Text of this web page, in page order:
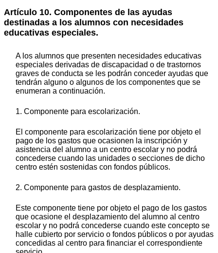
Artículo 10. Componentes de las ayudas
destinadas a los alumnos con necesidades
educativas especiales.
A los alumnos que presenten necesidades educativas
especiales derivadas de discapacidad o de trastornos
graves de conducta se les podrán conceder ayudas que
tendrán alguno o algunos de los componentes que se
enumeran a continuación.
1. Componente para escolarización.
El componente para escolarización tiene por objeto el
pago de los gastos que ocasionen la inscripción y
asistencia del alumno a un centro escolar y no podrá
concederse cuando las unidades o secciones de dicho
centro estén sostenidas con fondos públicos.
2. Componente para gastos de desplazamiento.
Este componente tiene por objeto el pago de los gastos
que ocasione el desplazamiento del alumno al centro
escolar y no podrá concederse cuando este concepto se
halle cubierto por servicio o fondos públicos o por ayudas
concedidas al centro para financiar el correspondiente